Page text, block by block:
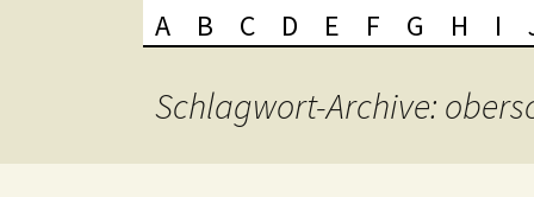
A B C D E F G H I
Schlagwort-Archive: